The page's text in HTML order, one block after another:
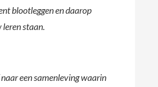
blootleggen en daarop
staan.
een samenleving waarin